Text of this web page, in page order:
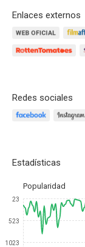
Enlaces externos
Redes sociales
Estadísticas
Popularidad
23
523
1023